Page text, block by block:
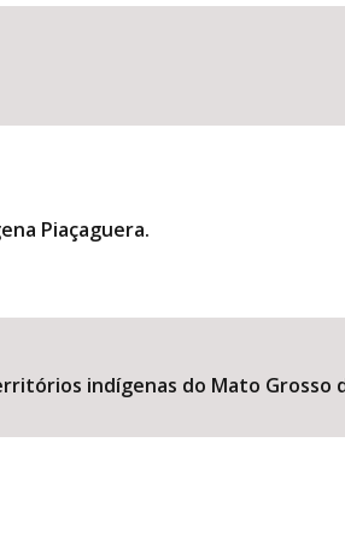
Piaçaguera.
indígenas do Mato Grosso